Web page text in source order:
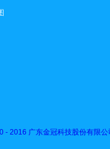
- 2016 广东金冠科技股份有限